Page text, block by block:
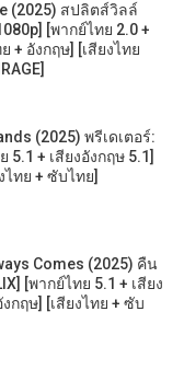
(2025) สปลิตส์วิลล์
[พากย์ไทย 2.0 +
+ อังกฤษ] [เสียงไทย
(2025) พรีเดเตอร์:
5.1 + เสียงอังกฤษ 5.1]
ไทย + ซับไทย]
Comes (2025) คืน
[พากย์ไทย 5.1 + เสียง
กฤษ] [เสียงไทย + ซับ